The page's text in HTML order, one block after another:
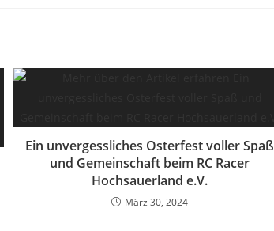
Ein unvergessliches Osterfest voller Spaß
und Gemeinschaft beim RC Racer
Hochsauerland e.V.
März 30, 2024